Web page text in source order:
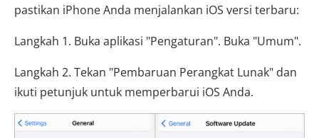
pastikan iPhone Anda menjalankan iOS versi terbaru:
Langkah 1. Buka aplikasi "Pengaturan". Buka "Umum".
Langkah 2. Tekan "Pembaruan Perangkat Lunak" dan
ikuti petunjuk untuk memperbarui iOS Anda.